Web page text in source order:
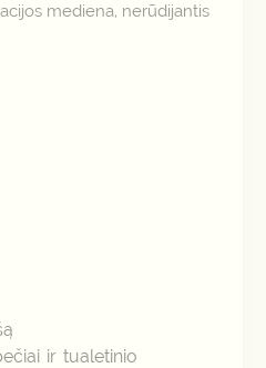
mediena, nerūdijantis
ir tualetinio